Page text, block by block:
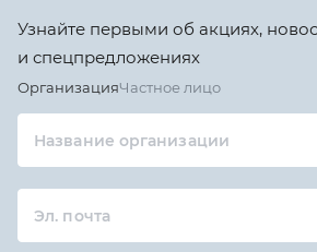
Узнайте первыми об акциях,
и спецпредложениях
ОрганизацияЧастное лицо
Название организации
Эл. почта